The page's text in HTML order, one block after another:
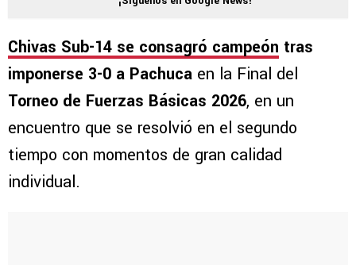
Chivas Sub-14 se consagró campeón tras
imponerse 3-0 a Pachuca en la Final del
Torneo de Fuerzas Básicas 2026, en un
encuentro que se resolvió en el segundo
tiempo con momentos de gran calidad
individual.